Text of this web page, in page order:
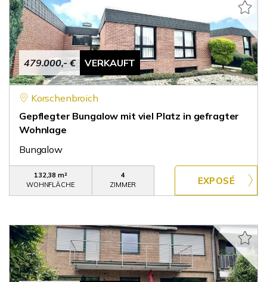
479.000,- € VERKAUFT
Korschenbroich
Gepflegter Bungalow mit viel Platz in gefragter
Wohnlage
Bungalow
132,38 m²
WOHNFLÄCHE
4
ZIMMER